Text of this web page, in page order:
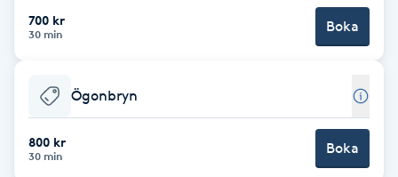
Enzympeeling
Extensions
Extensions borttagning
700 kr
30 min Boka
Ögonbryn
800 kr
30 min Boka